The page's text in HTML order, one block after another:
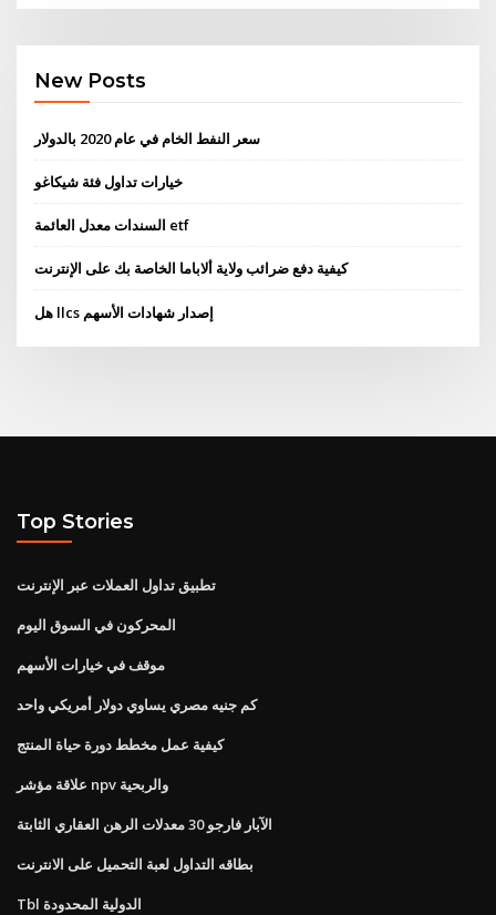
New Posts
سعر النفط الخام في عام 2020 بالدولار
خيارات تداول فئة شيكاغو
السندات معدل العائمة etf
كيفية دفع ضرائب ولاية ألاباما الخاصة بك على الإنترنت
هل llcs إصدار شهادات الأسهم
Top Stories
تطبيق تداول العملات عبر الإنترنت
المحركون في السوق اليوم
موقف في خيارات الأسهم
كم جنيه مصري يساوي دولار أمريكي واحد
كيفية عمل مخطط دورة حياة المنتج
علاقة مؤشر npv والربحية
الآبار فارجو 30 معدلات الرهن العقاري الثابتة
بطاقه التداول لعبة التحميل على الانترنت
Tbl الدولية المحدودة